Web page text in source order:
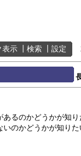
表示 検索 設定
るのかどうかが知
のかどうかが知り